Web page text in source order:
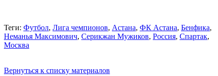
Теги: Футбол, Лига чемпионов, Астана, ФК Астана, Бенфика,
Неманья Максимович, Серикжан Мужиков, Россия, Спартак,
Москва
Вернуться к списку материалов